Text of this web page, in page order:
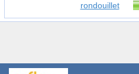
rondouillet